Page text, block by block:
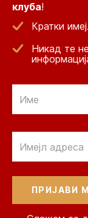
клуба!
Кратки
Никад те